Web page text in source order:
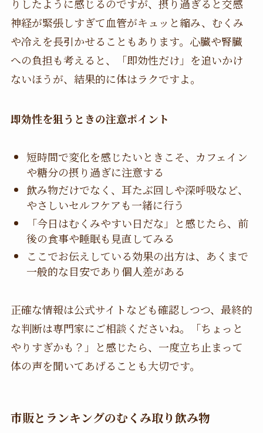
りしたように感じるのですが、摂り過ぎると交感
神経が緊張しすぎて血管がキュッと縮み、むくみ
や冷えを長引かせることもあります。心臓や腎臓
への負担も考えると、「即効性だけ」を追いかけ
ないほうが、結果的に体はラクですよ。
即効性を狙うときの注意ポイント
短時間で変化を感じたいときこそ、カフェイン
や糖分の摂り過ぎに注意する
飲み物だけでなく、耳たぶ回しや深呼吸など、
やさしいセルフケアも一緒に行う
「今日はむくみやすい日だな」と感じたら、前
後の食事や睡眠も見直してみる
ここでお伝えしている効果の出方は、あくまで
一般的な目安であり個人差がある
正確な情報は公式サイトなども確認しつつ、最終的
な判断は専門家にご相談くださいね。「ちょっと
やりすぎかも？」と感じたら、一度立ち止まって
体の声を聞いてあげることも大切です。
市販とランキングのむくみ取り飲み物